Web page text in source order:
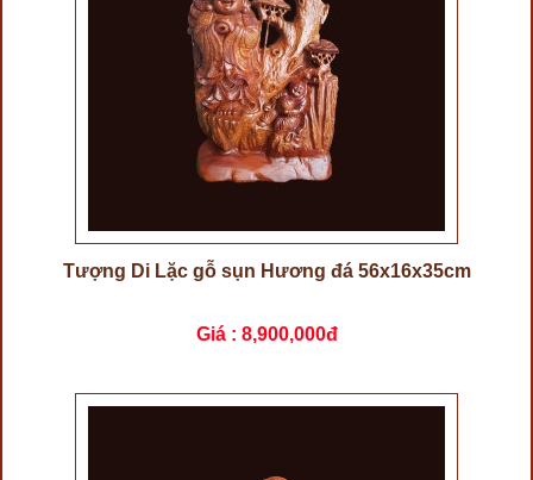
Tượng Di Lặc gỗ sụn Hương đá 56x16x35cm
Giá : 8,900,000đ